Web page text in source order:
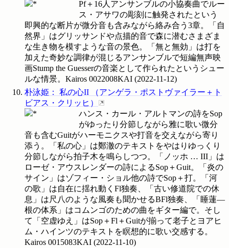
Pf＋16人アンサンブルの小協奏曲でルー
ス・アサワの彫刻に触発されたという
即興的な断片が微分音も含みながら絡み合う3章。「自
然界」はグリッサンドや点描的音で森に潜むさまざま
な生き物を模すような音の景色。「無と無効」は打を
加えた奇妙な調律が混じるアンサンブルで短編無声映
画Stump the Guesserの音楽として作られたというシュー
ルな情景。Kairos 0022008KAI (2022-11-12)
朴泳姫 ： 私の心II （アンゲラ・ポストヴァイラー＋ト
ビアス・クリッヒ ）
ハンス・カール・アルトマンの詩をSop
がゆったり分節しながら雅に歌い微分
音も含むGuitがハーモニクスや打音を交えながら寄り
添う。「私の心」は鄭澈のテキストをやはりゆっくり
分節しながら拍子木を鳴らしつつ。「ノッホ … III」は
ローゼ・アウスレンダーの詩によるSop＋Guit。「炎の
サイン」はゾフィー・ショル他の詩でSop＋打。「河
の歌」は自在に揺れ動くFl独奏、「古い修道院での休
息」は尺八のような風奏も聞かせるBFl独奏、「睡蓮―
根の体系」はコムンゴのための曲をギター編で。そし
て「空虚ゆえ」はSop＋Fl＋Guitが揃って老子とヨアヒ
ム・ハインツのテキストを瞑想的に歌い交感する。
Kairos 0015083KAI (2022-11-10)